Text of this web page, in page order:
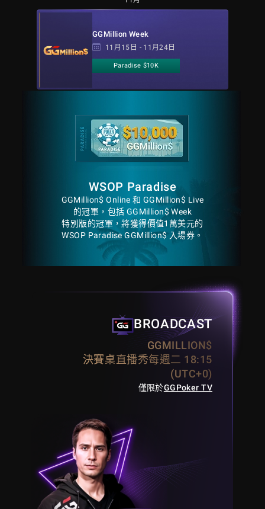
GGMillion Week
11月15日 - 11月24日
Paradise $10K
WSOP Paradise
GGMillion$ Online 和 GGMillion$ Live
的冠軍，包括 GGMillion$ Week
特別版的冠軍，將獲得價值1萬美元的
WSOP Paradise GGMillion$ 入場券。
BROADCAST
GGMILLION$
決賽桌直播秀每週二 18:15
(UTC+0)
僅限於GGPoker TV